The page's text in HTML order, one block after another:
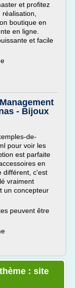
et profitez
boutique en
en ligne.
et facile
- Bijoux
de-
pour voir les
est parfaite
en
différent, c'est
vraiment
un concepteur
peuvent être
: site